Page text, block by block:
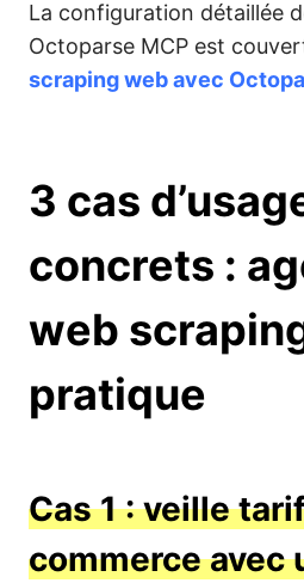
La configuration détaillée
Octoparse MCP est
scraping web avec
3 cas
concrets :
web
pratique
Cas 1 : veille
commerce avec